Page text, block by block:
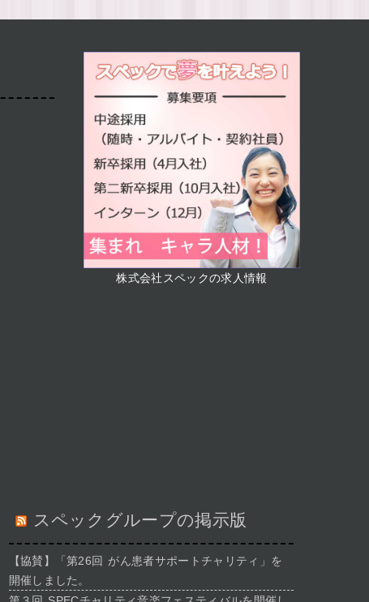
株式会社スペックの求人情報
スペックグループの掲示版
【協賛】「第26回 がん患者サポートチャリティ」を
開催しました。